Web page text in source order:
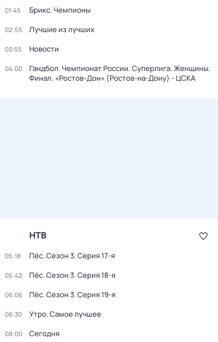
01:45 Брикс. Чемпионы
02:55 Лучшие из лучших
03:55 Новости
04:00
Гандбол. Чемпионат России. Суперлига. Женщины.
Финал. «Ростов-Дон» (Ростов-на-Дону) - ЦСКА
НТВ
05:18 Пёс. Сезон 3. Серия 17-я
05:42 Пёс. Сезон 3. Серия 18-я
06:06 Пёс. Сезон 3. Серия 19-я
06:30 Утро. Самое лучшее
08:00 Сегодня